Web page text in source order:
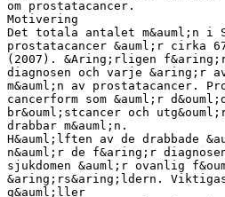
om prostatacancer.
Motivering
Det totala antalet m&auml;n i
prostatacancer &auml;r cirka
(2007). &Aring;rligen f&aring;r
diagnosen och varje &aring;r
m&auml;n av prostatacancer.
cancerform som &auml;r
br&ouml;stcancer och
drabbar m&auml;n.
H&auml;lften av de drabbade
n&auml;r de f&aring;r
sjukdomen &auml;r ovanlig
&aring;rs&aring;ldern.
g&auml;ller